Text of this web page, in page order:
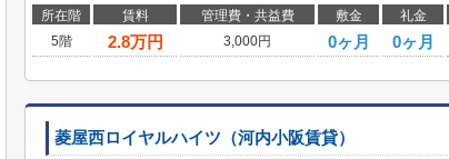
所在階 賃料 管理費・共益費 敷金 礼金
5階
2.8万円 3,000円 0ヶ月 0ヶ月
菱屋西ロイヤルハイツ（河内小阪賃貸）